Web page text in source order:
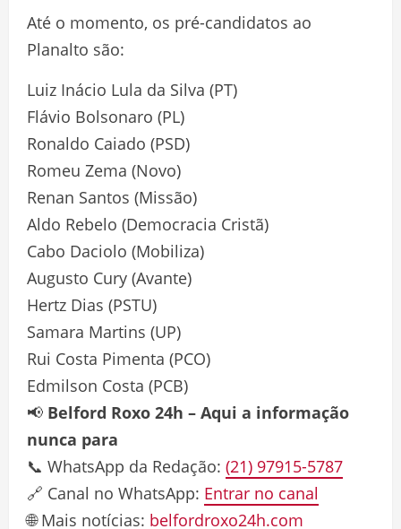
Até o momento, os pré-candidatos ao
Planalto são:
Luiz Inácio Lula da Silva (PT)
Flávio Bolsonaro (PL)
Ronaldo Caiado (PSD)
Romeu Zema (Novo)
Renan Santos (Missão)
Aldo Rebelo (Democracia Cristã)
Cabo Daciolo (Mobiliza)
Augusto Cury (Avante)
Hertz Dias (PSTU)
Samara Martins (UP)
Rui Costa Pimenta (PCO)
Edmilson Costa (PCB)
📢 Belford Roxo 24h – Aqui a informação
nunca para
📞 WhatsApp da Redação: (21) 97915-5787
🔗 Canal no WhatsApp: Entrar no canal
🌐 Mais notícias: belfordroxo24h.com